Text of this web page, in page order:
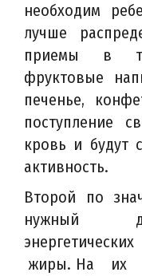
необходим
лучше
приемы в
фруктовые
печенье,
поступление
кровь и будут
активность.
Второй по
нужный
жиры. На их